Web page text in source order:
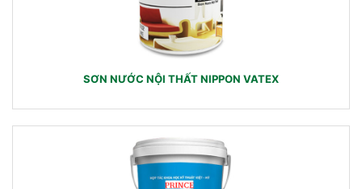
SƠN NƯỚC NỘI THẤT NIPPON VATEX